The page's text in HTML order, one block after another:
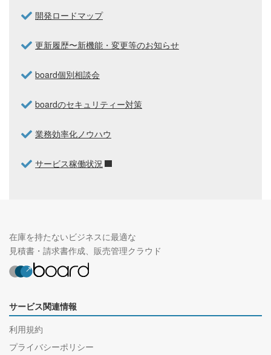
開発ロードマップ
更新履歴〜新機能・変更等のお知らせ
board個別相談会
boardのセキュリティー対策
業務効率化ノウハウ
サービス稼働状況
在庫を持たないビジネスに最適な
見積書・請求書作成、販売管理クラウド
サービス関連情報
利用規約
プライバシーポリシー